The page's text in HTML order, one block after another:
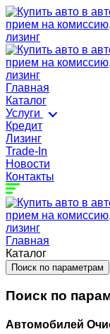
Главная
Каталог
Услуги
Кредит
Лизинг
Trade-In
Новости
Контакты
Главная
Каталог
Поиск по параметрам
Поиск по
Автомобилей